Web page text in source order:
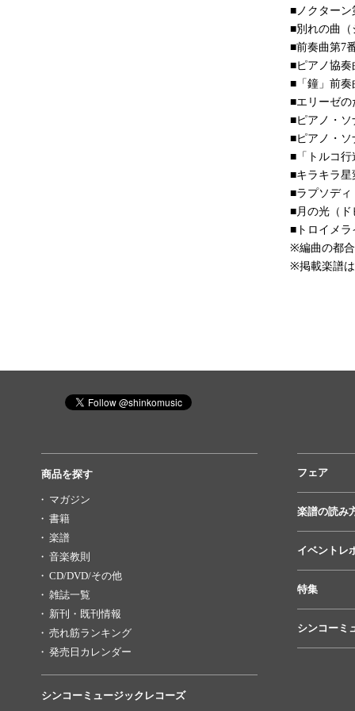
■ノクターン
■別れの曲（
■前奏曲第7
■ピアノ協奏
■「鐘」前奏
■エリーゼの
■ピアノ・ソ
■ピアノ・ソ
■「トルコ行
■キラキラ星
■ラプソディ
■月の光（ド
■トロイメラ
※編曲の都
※掲載楽譜
商品を探す
マガジン
書籍
楽譜
音楽教則
CD/DVD/その他
雑誌一覧
新刊・既刊情報
売れ筋ランキング
発売日カレンダー
シンコーミュージックレコーズ
フェア
楽譜の読み
イベントレ
特集
シンコーミ